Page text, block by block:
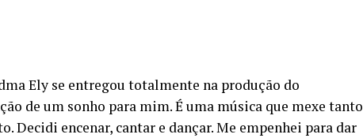
Ely se entregou totalmente na produção do
de um sonho para mim. É uma música que mexe tanto
Decidi encenar, cantar e dançar. Me empenhei para dar